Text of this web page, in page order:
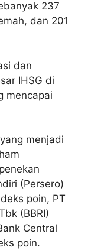
237
dan 201
dan
IHSG di
mencapai
menjadi
(Persero)
poin, PT
(BBRI)
Central
poin.